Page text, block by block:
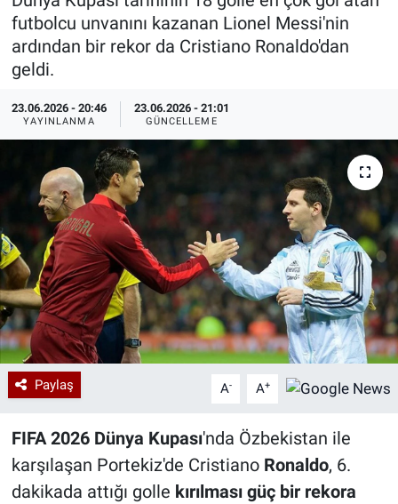
futbolcu unvanını kazanan Lionel Messi'nin
ardından bir rekor da Cristiano Ronaldo'dan
geldi.
23.06.2026 - 20:46
YAYINLANMA
23.06.2026 - 21:01
GÜNCELLEME
Paylaş A- A+
FIFA 2026 Dünya Kupası'nda Özbekistan ile
karşılaşan Portekiz'de Cristiano Ronaldo, 6.
dakikada attığı golle kırılması güç bir rekora
Trend
Özel Haberler
Yazarlar
Ekonomi
Dünya
Medya
Özel Haberler
Kadın
Erişim Bilgileri
Sağlık
Teknoloji
Ramazan
Son Dakika Haberleri
Haber Arşivi